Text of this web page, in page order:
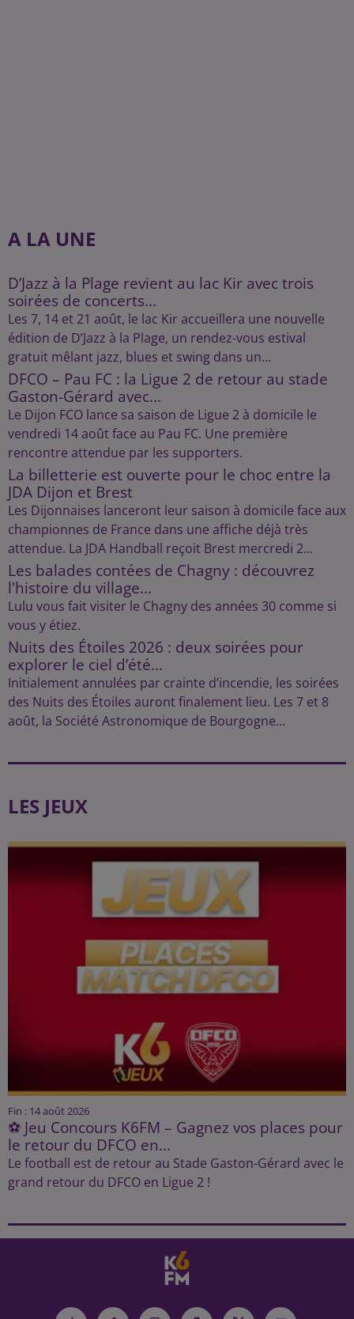
A LA UNE
D’Jazz à la Plage revient au lac Kir avec trois
soirées de concerts...
Les 7, 14 et 21 août, le lac Kir accueillera une nouvelle
édition de D’Jazz à la Plage, un rendez-vous estival
gratuit mêlant jazz, blues et swing dans un...
DFCO – Pau FC : la Ligue 2 de retour au stade
Gaston-Gérard avec...
Le Dijon FCO lance sa saison de Ligue 2 à domicile le
vendredi 14 août face au Pau FC. Une première
rencontre attendue par les supporters.
La billetterie est ouverte pour le choc entre la
JDA Dijon et Brest
Les Dijonnaises lanceront leur saison à domicile face aux
championnes de France dans une affiche déjà très
attendue. La JDA Handball reçoit Brest mercredi 2...
Les balades contées de Chagny : découvrez
l'histoire du village...
Lulu vous fait visiter le Chagny des années 30 comme si
vous y étiez.
Nuits des Étoiles 2026 : deux soirées pour
explorer le ciel d’été...
Initialement annulées par crainte d’incendie, les soirées
des Nuits des Étoiles auront finalement lieu. Les 7 et 8
août, la Société Astronomique de Bourgogne...
LES JEUX
Fin : 14 août 2026
⚽ Jeu Concours K6FM – Gagnez vos places pour
le retour du DFCO en...
Le football est de retour au Stade Gaston-Gérard avec le
grand retour du DFCO en Ligue 2 !